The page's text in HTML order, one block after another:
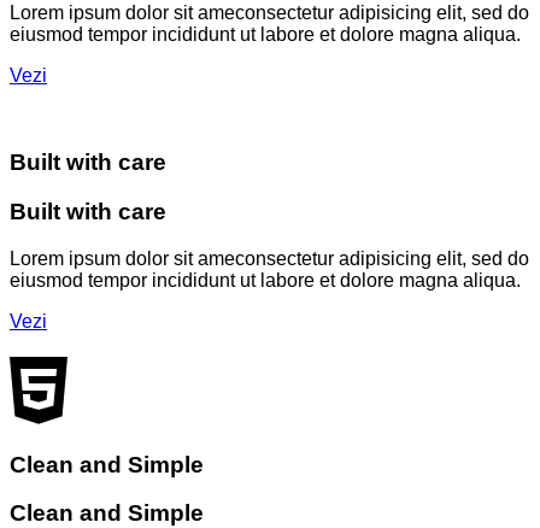
Lorem ipsum dolor sit ameconsectetur adipisicing elit, sed do
eiusmod tempor incididunt ut labore et dolore magna aliqua.
Vezi
Built with care
Built with care
Lorem ipsum dolor sit ameconsectetur adipisicing elit, sed do
eiusmod tempor incididunt ut labore et dolore magna aliqua.
Vezi
Clean and Simple
Clean and Simple